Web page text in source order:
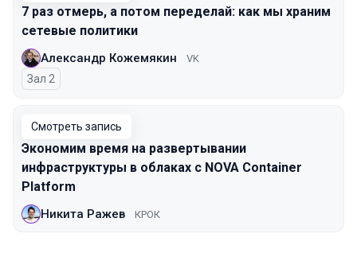
7 раз отмерь, а потом переделай: как мы храним
сетевые политики
Александр Кожемякин VK
Зал 2
Смотреть запись
Экономим время на развертывании
инфраструктуры в облаках с NOVA Container
Platform
Никита Ражев КРОК